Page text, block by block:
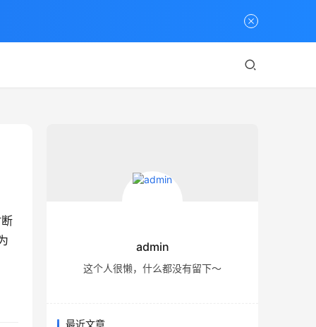
admin
这个人很懒，什么都没有留下～
最近文章